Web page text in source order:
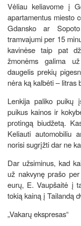
Vėliau keliavome į
apartamentus miesto
Gdansko ar
tramvajumi per 15
kavinėse taip pat
žmonėms galima
daugelis prekių
nėra ką kalbėti – litras
Lenkija paliko puikų
puikus kainos ir
protingą biudžetą.
Keliauti automobiliu
norisi sugrįžti dar ne
Dar užsiminus, kad
už nakvynę prašo
eurų, E. Vaupšaitė į
tokią kainą į Tailandą
„Vakarų ekspresas“